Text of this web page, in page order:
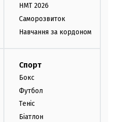
НМТ 2026
Саморозвиток
Навчання за кордоном
Спорт
Бокс
Футбол
Теніс
Біатлон